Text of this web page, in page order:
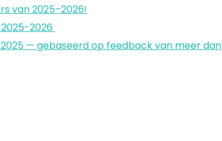
van 2025–2026!
2026
— gebaseerd op feedback van meer dan